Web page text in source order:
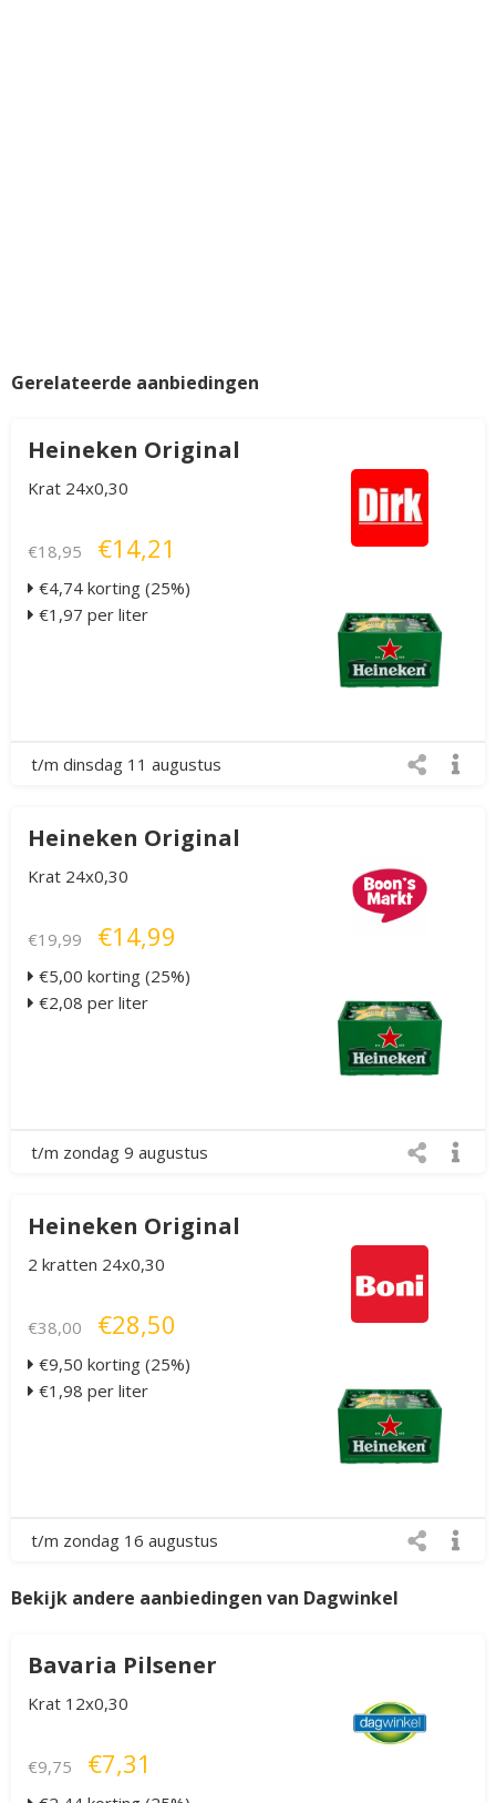
Gerelateerde aanbiedingen
Heineken Original
Krat 24x0,30
€18,95 €14,21
€4,74 korting (25%)
€1,97 per liter
t/m dinsdag 11 augustus
Heineken Original
Krat 24x0,30
€19,99 €14,99
€5,00 korting (25%)
€2,08 per liter
t/m zondag 9 augustus
Heineken Original
2 kratten 24x0,30
€38,00 €28,50
€9,50 korting (25%)
€1,98 per liter
t/m zondag 16 augustus
Bekijk andere aanbiedingen van Dagwinkel
Bavaria Pilsener
Krat 12x0,30
€9,75 €7,31